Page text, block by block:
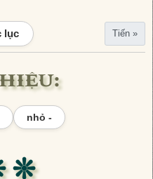
lục Tiến »
nhỏ -
❊